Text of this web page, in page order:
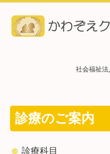
初診の方へ
施設・設備のご案内
社会福祉
診療のご案内
診療科目